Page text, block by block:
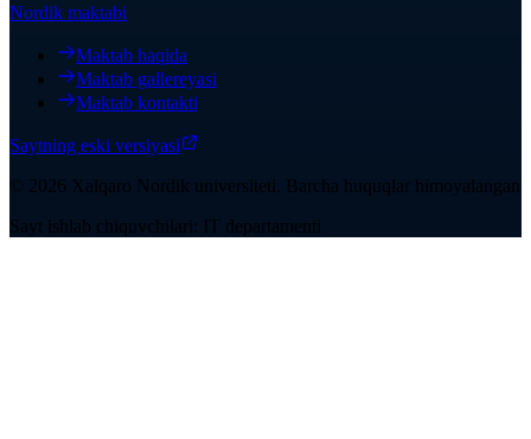
Nordik maktabi
Maktab haqida
Maktab gallereyasi
Maktab kontakti
Saytning eski versiyasi
© 2026 Xalqaro Nordik universiteti. Barcha huquqlar himoyalangan
Sayt ishlab chiquvchilari: IT departamenti